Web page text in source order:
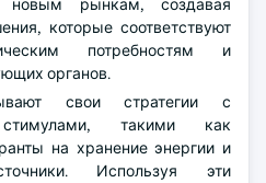
новым рынкам, создавая
которые соответствуют
потребностям и
органов.
свои стратегии с
стимулами, такими как
на хранение энергии и
Используя эти